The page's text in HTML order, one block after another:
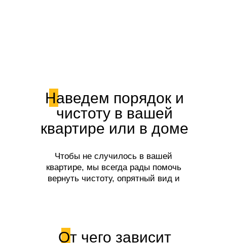
Наведем порядок и
чистоту в вашей
квартире или в доме
Чтобы не случилось в вашей
квартире, мы всегда рады помочь
вернуть чистоту, опрятный вид и
От чего зависит